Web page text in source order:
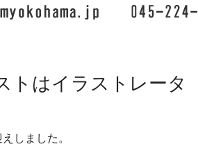
トはイラストレータ
しました。